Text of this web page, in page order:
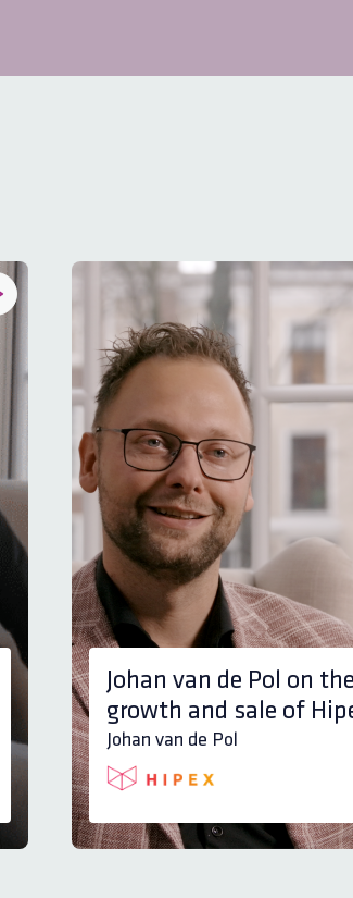
Jack van den Brink on
Quistor
Jack van den Brink